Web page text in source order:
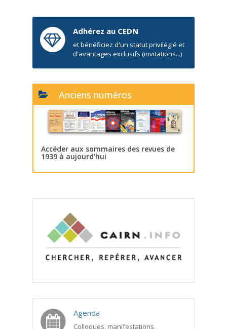
Adhérez au CEDN
et bénéficiez d'un statut privilégié et
d'avantages exclusifs (invitations...)
Anciens numéros
Accéder aux sommaires des revues de
1939 à aujourd’hui
Agenda
Colloques, manifestations,